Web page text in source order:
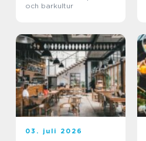
och barkultur
03. juli 2026